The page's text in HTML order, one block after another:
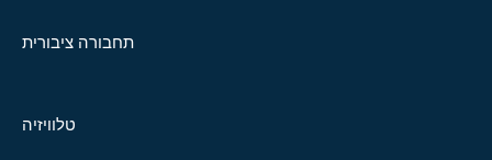
תחבורה ציבורית
טלוויזיה